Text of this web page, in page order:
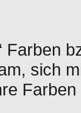
Farben
sich